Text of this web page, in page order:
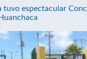
tuvo espectacular